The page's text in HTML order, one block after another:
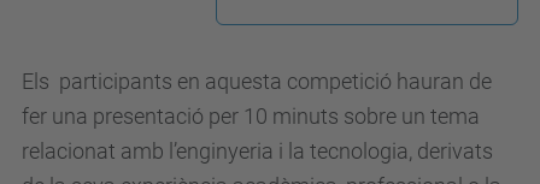
n
i
u
Els participants en aquesta competició hauran de
fer una presentació per 10 minuts sobre un tema
relacionat amb l’enginyeria i la tecnologia, derivats